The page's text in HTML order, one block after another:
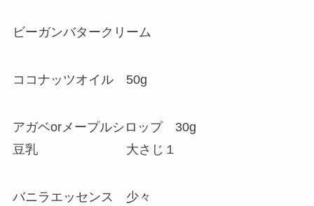
ビーガンバタークリーム
ココナッツオイル 50g
アガベorメープルシロップ 30g
豆乳 大さじ１
バニラエッセンス 少々